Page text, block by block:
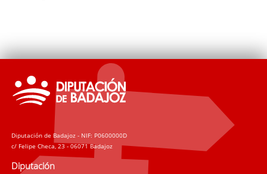
Diputación de Badajoz - NIF: P0600000D
c/ Felipe Checa, 23 - 06071 Badajoz
Diputación